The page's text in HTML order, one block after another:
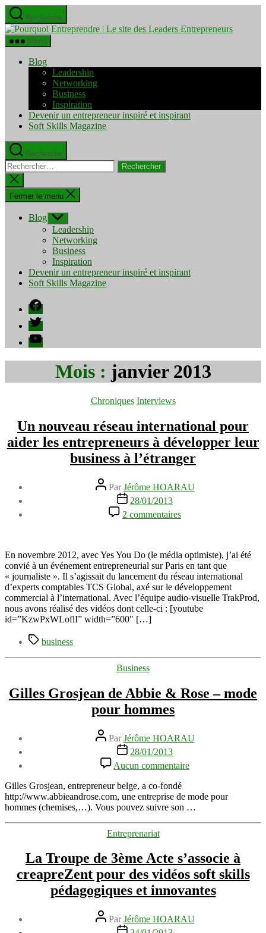
Aller
au
contenu
Recherche
Pourquoi
Menu
Blog
Leadership
Networking
Business
Inspiration
Devenir un entrepreneur inspiré et inspirant
Soft Skills Magazine
Recherche
Rechercher :
Fermer
la
recherche
Fermer le menu
Blog Afficher
le
sous-
menu
Leadership
Networking
Business
Inspiration
Devenir un entrepreneur inspiré et inspirant
Soft Skills Magazine
Facebook
Twitter
YouTube
Mois : janvier 2013
Catégories
Chroniques Interviews
Un nouveau réseau international pour
aider les entrepreneurs à développer leur
business à l’étranger
Auteur
de
l’article
ParJérôme HOARAU
Date
de
l’article
28/01/2013
2 commentaires
Un
international
pour
aider
les
entrepreneurs
à
l’étranger
En novembre 2012, avec Yes You Do (le média optimiste), j’ai été
convié à un événement entrepreneurial sur Paris en tant que
« journaliste ». Il s’agissait du lancement du réseau international
d’experts comptables TCS Global, axé sur le développement
commercial à l’international. Avec l’équipe audio-visuelle TrakProd,
nous avons réalisé des vidéos dont celle-ci : [youtube
id=”KzwPxWLoflI” width=”600″ […]
Étiquettes
business
Catégories
Business
Gilles Grosjean de Abbie & Rose – mode
pour hommes
Auteur
de
l’article
ParJérôme HOARAU
Date
l’article
28/01/2013
Aucun commentaire
Gilles
de
Abbie
Rose
pour
hommes
Gilles Grosjean, entrepreneur belge, a co-fondé
http://www.abbieandrose.com, une entreprise de mode pour
hommes (chemises,…). Vous pouvez suivre son …
Catégories
Entreprenariat
La Troupe de 3ème Acte s’associe à
creapreZent pour des vidéos soft skills
pédagogiques et innovantes
Auteur
de
ParJérôme HOARAU
Date